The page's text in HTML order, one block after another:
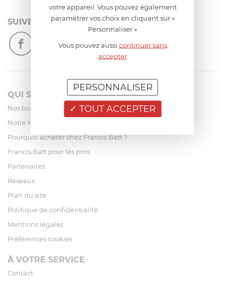
SUIVEZ-NOUS
QUI SOMMES-NOUS?
Nos boutiques
Notre Histoire
Pourquoi acheter chez Francis Batt ?
Francis Batt pour les pros
Partenaires
Réseaux
Plan du site
Politique de confidentialité
Mentions légales
Préférences cookies
À VOTRE SERVICE
Contact
votre appareil. Vous pouvez également
paramétrer vos choix en cliquant sur «
Personnaliser »
Vous pouvez aussi continuer sans
accepter
TOUT ACCEPTER
PERSONNALISER